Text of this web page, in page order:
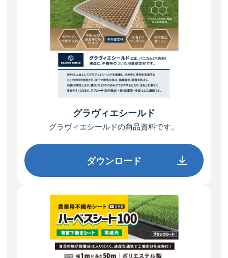
グラヴィエシールド
グラヴィエシールドの商品資料です。
ダウンロード
ダウンロード